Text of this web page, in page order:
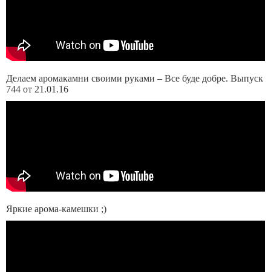
Делаем аромакамни своими руками – Все буде добре. Выпуск
744 от 21.01.16
Яркие арома-камешки ;)